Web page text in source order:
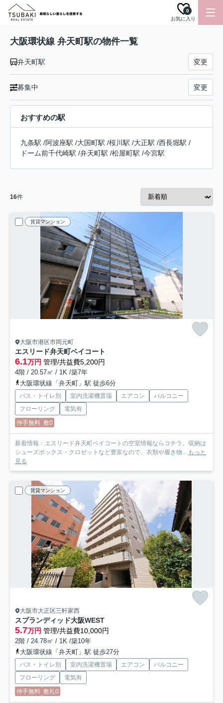
お気に入り
0
大阪環状線 弁天町駅の物件一覧
弁天町駅 変更
募集中 変更
おすすめの駅
九条駅 /阿波座駅 /大国町駅 /桜川駅 /大正駅 /西長堀駅 /
ドーム前千代崎駅 /弁天町駅 /松屋町駅 /今宮駅
16件
賃貸マンション
大阪市港区市岡元町
エスリード弁天町ベイコート
6.1万円 管理/共益費5,200円
4階 / 20.57㎡ / 1K /築7年
大阪環状線「弁天町」駅 徒歩6分
バス・トイレ別 室内洗濯機置場 エアコン
バルコニー
フローリング
電気有
仲手無料 敷0
新着情報：エスリード弁天町ベイコートの空室情報ならコチラ。収納は
シューズボックス・クロゼットなど豊富なので、衣類や履き物... もっと
見る
賃貸マンション
大阪市大正区三軒家西
スプランディッド大阪WEST
5.7万円 管理/共益費10,000円
2階 / 24.78㎡ / 1K /築10年
大阪環状線「弁天町」駅 徒歩27分
バス・トイレ別 室内洗濯機置場 エアコン
バルコニー
フローリング
電気有
仲手無料 敷礼0